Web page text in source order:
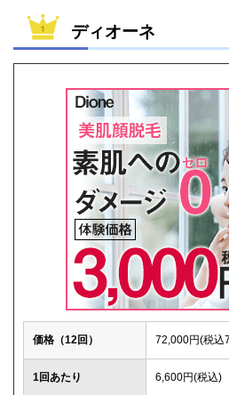
ディオーネ
価格（12回） 72,000円(税込
1回あたり 6,600円(税込)